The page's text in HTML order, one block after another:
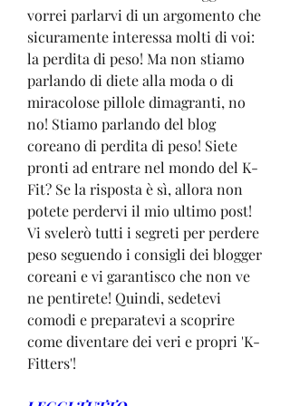
vorrei parlarvi di un argomento che
sicuramente interessa molti di voi:
la perdita di peso! Ma non stiamo
parlando di diete alla moda o di
miracolose pillole dimagranti, no
no! Stiamo parlando del blog
coreano di perdita di peso! Siete
pronti ad entrare nel mondo del K-
Fit? Se la risposta è sì, allora non
potete perdervi il mio ultimo post!
Vi svelerò tutti i segreti per perdere
peso seguendo i consigli dei blogger
coreani e vi garantisco che non ve
ne pentirete! Quindi, sedetevi
comodi e preparatevi a scoprire
come diventare dei veri e propri 'K-
Fitters'!